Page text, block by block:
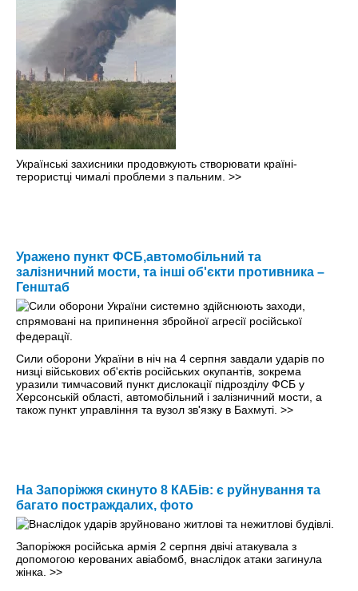
Українські захисники продовжують створювати країні-
терористці чималі проблеми з пальним. >>
Уражено пункт ФСБ,автомобільний та
залізничний мости, та інші об'єкти противника –
Генштаб
Сили оборони України в ніч на 4 серпня завдали ударів по
низці військових об'єктів російських окупантів, зокрема
уразили тимчасовий пункт дислокації підрозділу ФСБ у
Херсонській області, автомобільний і залізничний мости, а
також пункт управління та вузол зв'язку в Бахмуті. >>
На Запоріжжя скинуто 8 КАБів: є руйнування та
багато постраждалих, фото
Запоріжжя російська армія 2 серпня двічі атакувала з
допомогою керованих авіабомб, внаслідок атаки загинула
жінка. >>